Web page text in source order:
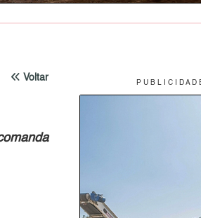
Voltar P U B L I C I D A D